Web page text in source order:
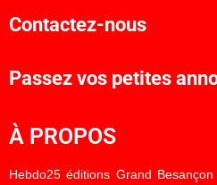
Contactez-nous
Passez vos petites
À PROPOS
Hebdo25 éditions Grand